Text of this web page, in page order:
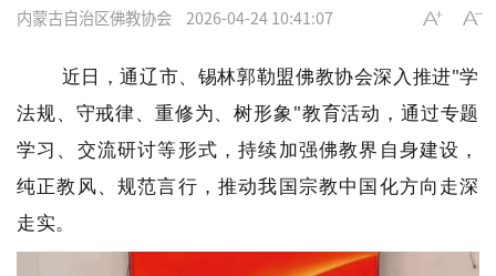
内蒙古自治区佛教协会 2026-04-24 10:41:07
近日，通辽市、锡林郭勒盟佛教协会深入推进"学
法规、守戒律、重修为、树形象"教育活动，通过专题
学习、交流研讨等形式，持续加强佛教界自身建设，
纯正教风、规范言行，推动我国宗教中国化方向走深
走实。